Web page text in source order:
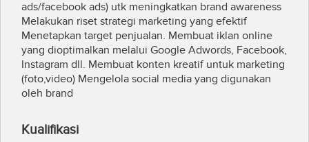
ads/facebook ads) utk meningkatkan brand awareness
Melakukan riset strategi marketing yang efektif
Menetapkan target penjualan. Membuat iklan online
yang dioptimalkan melalui Google Adwords, Facebook,
Instagram dll. Membuat konten kreatif untuk marketing
(foto,video) Mengelola social media yang digunakan
oleh brand
Kualifikasi